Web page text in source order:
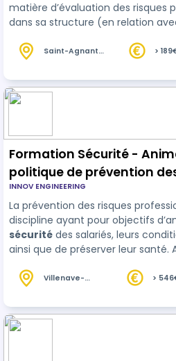
matière d’évaluation des risques
dans sa structure (en relation avec le Document
observe, décrit, analyse sa
Saint-Agnant
>
Formation Sécurité -
politique de prévention
professionnels dans son
INNOV ENGINEERING
La prévention des risques
discipline ayant pour objectifs
sécurité des salariés, leurs
ainsi que de préserver leur santé. Au centre de
auxquels sont exposés les
Villenave-
>